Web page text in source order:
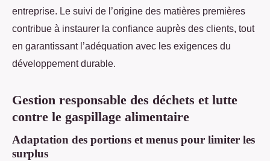
entreprise. Le suivi de l’origine des matières premières
contribue à instaurer la confiance auprès des clients, tout
en garantissant l’adéquation avec les exigences du
développement durable.
Gestion responsable des déchets et lutte
contre le gaspillage alimentaire
Adaptation des portions et menus pour limiter les
surplus